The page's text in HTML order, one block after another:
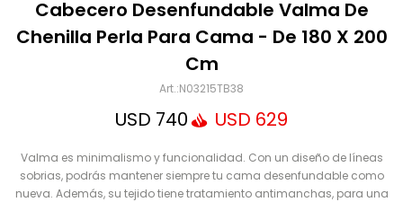
Cabecero Desenfundable Valma De
Chenilla Perla Para Cama - De 180 X 200
Cm
N03215TB38
USD 740 USD 629
Valma es minimalismo y funcionalidad. Con un diseño de líneas
sobrias, podrás mantener siempre tu cama desenfundable como
nueva. Además, su tejido tiene tratamiento antimanchas, para una
Mensaje